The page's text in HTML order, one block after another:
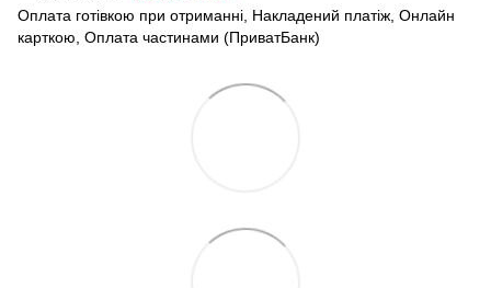
Оплата готівкою при отриманні, Накладений платіж, Онлайн
карткою, Оплата частинами (ПриватБанк)